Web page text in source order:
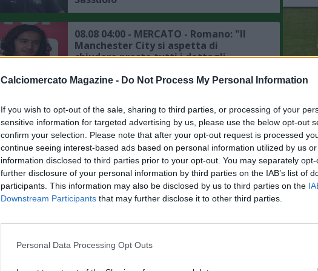
Calciomercato Magazine - Do Not Process My Personal Information
If you wish to opt-out of the sale, sharing to third parties, or processing of your
sensitive information for targeted advertising by us, please use the below opt-out
confirm your selection. Please note that after your opt-out request is processed
continue seeing interest-based ads based on personal information utilized by us
information disclosed to third parties prior to your opt-out. You may separately
further disclosure of your personal information by third parties on the IAB’s list of
participants. This information may also be disclosed by us to third parties on the
Downstream Participants that may further disclose it to other third parties.
Personal Data Processing Opt Outs
08.08 04:00 - MERCATO - Romano: "Il
Manchester City si aspetta di
chiudere presto tutti i dettagli
Torres, il punto sulla trattativa
08.08 00:15 - MERCATO - Romano:
"Badiashile ha dato apertura totale al
Napoli, il punto su Aguerd"
07.08 23:53 - MERCATO - Moretto:
del